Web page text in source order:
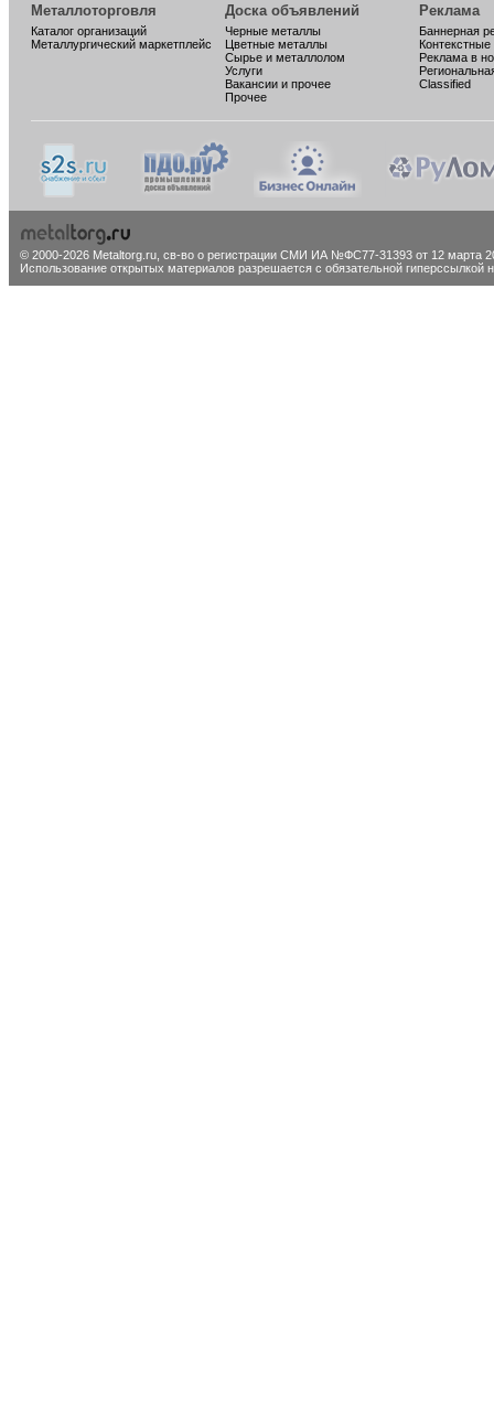
Металлоторговля
Каталог организаций
Металлургический маркетплейс
Доска объявлений
Черные металлы
Цветные металлы
Сырье и металлолом
Услуги
Вакансии и прочее
Прочее
Реклама
Баннерная
Реклама в
Classified
© 2000-2026 Metaltorg.ru, св-во о регистрации СМИ ИА №ФС77-31393 от 12 марта
Использование открытых материалов разрешается с обязательной гиперссылкой